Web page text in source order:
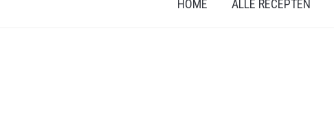
HOME ALLE RECEPTEN